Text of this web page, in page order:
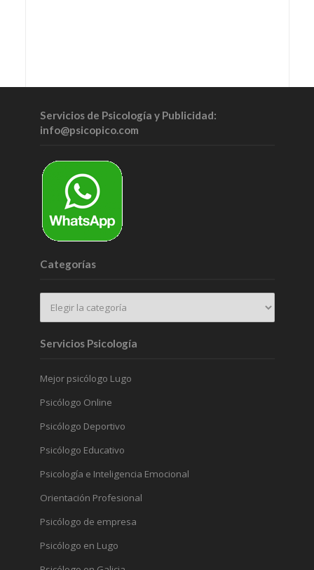
Servicios de Psicología y Publicidad:
info@psicopico.com
Categorías
Servicios Psicología
Mejor psicólogo Lugo
Psicólogo Online
Psicólogo Deportivo
Psicólogo Educativo
Psicología e Inteligencia Emocional
Orientación Profesional
Psicólogo de empresa
Psicólogo en Lugo